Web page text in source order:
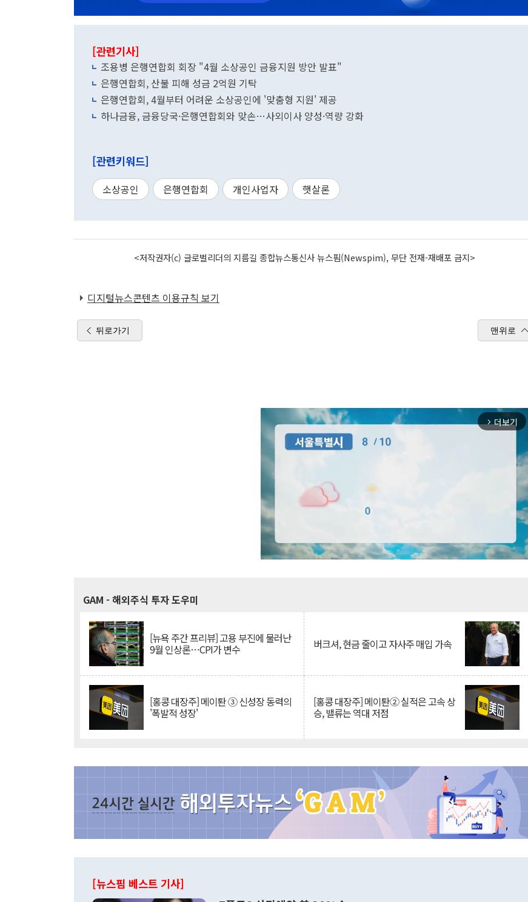
[관련기사]
조용병 은행연합회 회장 "4월 소상공인 금융지원 방안 발표"
은행연합회, 산불 피해 성금 2억원 기탁
은행연합회, 4월부터 어려운 소상공인에 '맞춤형 지원' 제공
하나금융, 금융당국·은행연합회와 맞손…사외이사 양성·역량 강화
[관련키워드]
소상공인 은행연합회 개인사업자 햇살론
<저작권자(c) 글로벌리더의 지름길 종합뉴스통신사 뉴스핌(Newspim), 무단 전재-재배포 금지>
디지털뉴스콘텐츠 이용규칙 보기
뒤로가기 맨위로
arrow_forward_ios 더보기
GAM - 해외주식 투자 도우미
[뉴욕 주간 프리뷰] 고용 부진에 물러난
9월 인상론…CPI가 변수 버크셔, 현금 줄이고 자사주 매입 가속
[홍콩 대장주] 메이퇀 ③ 신성장 동력의
'폭발적 성장'
[홍콩 대장주] 메이퇀② 실적은 고속 상
승, 밸류는 역대 저점
[뉴스핌 베스트 기사]